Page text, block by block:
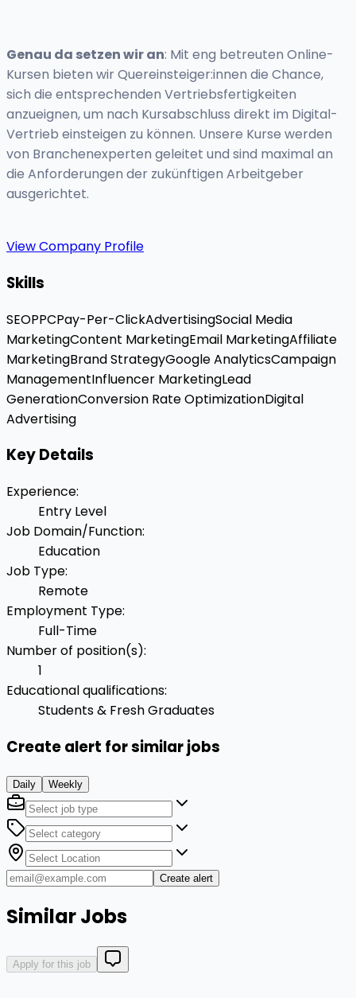
Genau da setzen wir an: Mit eng betreuten Online-
Kursen bieten wir Quereinsteiger:innen die Chance,
sich die entsprechenden Vertriebsfertigkeiten
anzueignen, um nach Kursabschluss direkt im Digital-
Vertrieb einsteigen zu können. Unsere Kurse werden
von Branchenexperten geleitet und sind maximal an
die Anforderungen der zukünftigen Arbeitgeber
ausgerichtet.
View Company Profile
Skills
SEOPPCPay-Per-ClickAdvertisingSocial Media
MarketingContent MarketingEmail MarketingAffiliate
MarketingBrand StrategyGoogle AnalyticsCampaign
ManagementInfluencer MarketingLead
GenerationConversion Rate OptimizationDigital
Advertising
Key Details
Experience:
Entry Level
Job Domain/Function:
Education
Job Type:
Remote
Employment Type:
Full-Time
Number of position(s):
1
Educational qualifications:
Students & Fresh Graduates
Create alert for similar jobs
Daily Weekly
Create alert
Similar Jobs
Apply for this job